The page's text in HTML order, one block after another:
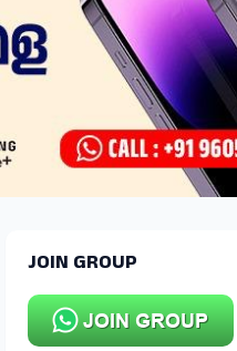
JOIN GROUP